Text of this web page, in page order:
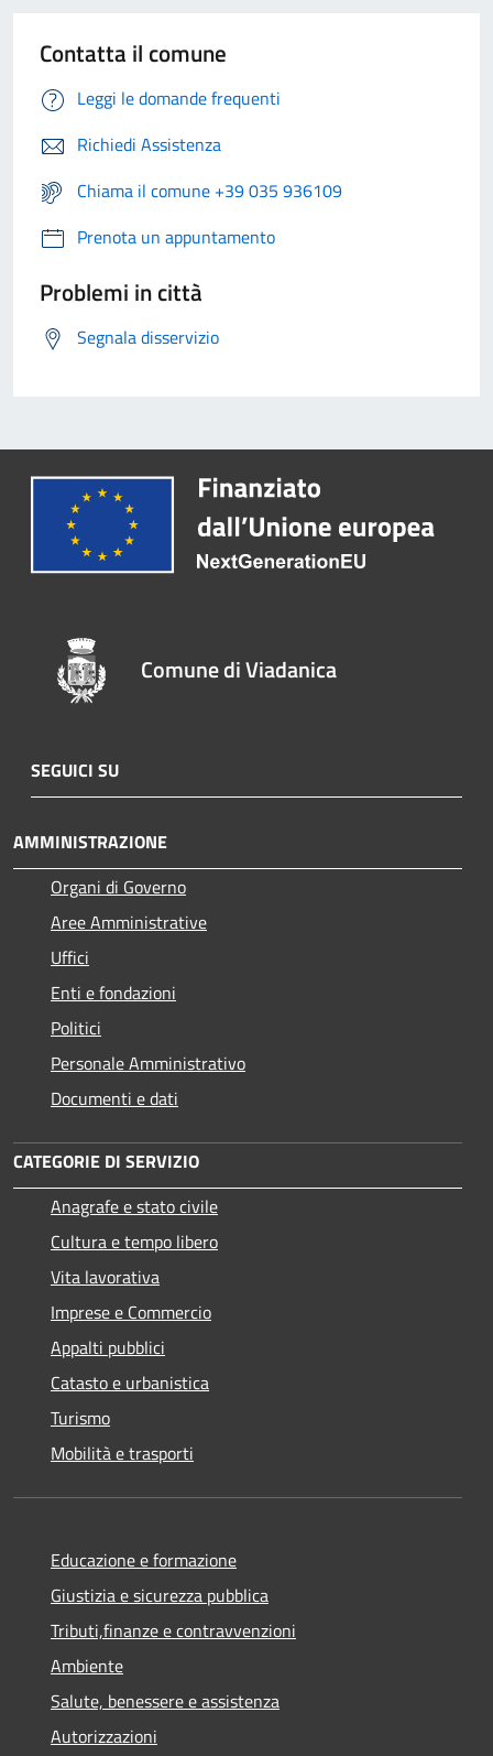
Contatta il comune
Leggi le domande frequenti
Richiedi Assistenza
Chiama il comune +39 035 936109
Prenota un appuntamento
Problemi in città
Segnala disservizio
Comune di Viadanica
SEGUICI SU
AMMINISTRAZIONE
Organi di Governo
Aree Amministrative
Uffici
Enti e fondazioni
Politici
Personale Amministrativo
Documenti e dati
CATEGORIE DI SERVIZIO
Anagrafe e stato civile
Cultura e tempo libero
Vita lavorativa
Imprese e Commercio
Appalti pubblici
Catasto e urbanistica
Turismo
Mobilità e trasporti
Educazione e formazione
Giustizia e sicurezza pubblica
Tributi,finanze e contravvenzioni
Ambiente
Salute, benessere e assistenza
Autorizzazioni